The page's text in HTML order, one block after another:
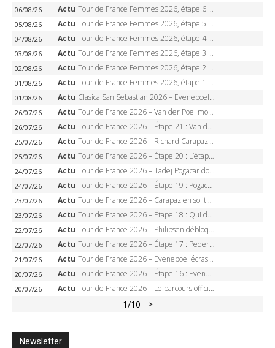
06/08/26 Actu Tour de France Femmes 2026, étape 6 – Kim Le Court-Pienaar gagne à Tournon, Reusser en jaune
05/08/26 Actu Tour de France Femmes 2026, étape 5 – Demi Vollering gagne à Belleville, Reusser en jaune, Ferrand-Prévot coule
04/08/26 Actu Tour de France Femmes 2026, étape 4 – Marlen Reusser écrase le chrono, Ferrand-Prévot en crise
03/08/26 Actu Tour de France Femmes 2026, étape 3 – Sigrid Haugset en solitaire, 88 km d’échappée, maillot jaune
02/08/26 Actu Tour de France Femmes 2026, étape 2 – Lorena Wiebes doublé à Genève, Markus héroïque, 7e record
01/08/26 Actu Tour de France Femmes 2026, étape 1 – Lorena Wiebes intouchable à Lausanne, premier maillot jaune
01/08/26 Actu Clasica San Sebastian 2026 – Evenepoel recordman, 4e victoire, Carapaz battu au sprint
26/07/26 Actu Tour de France 2026 – Van der Poel monumental à Paris, Pogacar égale le record des cinq sacres
26/07/26 Actu Tour de France 2026 – Étape 21 : Van der Poel, Pogacar, qui succédera à Wout van Aert sur les Champs-Elysées ?
25/07/26 Actu Tour de France 2026 – Richard Carapaz roi des Alpes, doublé et maillot à pois, Seixas perd le podium
25/07/26 Actu Tour de France 2026 – Étape 20 : L’étape reine, Galibier, Sarenne, Alpe d’Huez, qui succédera à Pogacar ?
24/07/26 Actu Tour de France 2026 – Tadej Pogacar dompte l’Alpe d’Huez, 5e victoire, record de Pantani pulvérisé
24/07/26 Actu Tour de France 2026 – Étape 19 : Pogacar peut-il enfin dompter l’Alpe d’Huez ?
23/07/26 Actu Tour de France 2026 – Carapaz en solitaire à Orcières-Merlette, Paret-Peintre à un point du maillot à pois
23/07/26 Actu Tour de France 2026 – Étape 18 : Qui domptera Orcières-Merlette, première marche vers l’Alpe d’Huez ?
22/07/26 Actu Tour de France 2026 – Philipsen débloque son compteur à Voiron, Pedersen en danger pour le maillot vert
22/07/26 Actu Tour de France 2026 – Étape 17 : Pedersen peut-il verrouiller le maillot vert à Voiron ?
21/07/26 Actu Tour de France 2026 – Evenepoel écrase le chrono d’Évian, Seixas 4e, Lipowitz abandonne
20/07/26 Actu Tour de France 2026 – Étape 16 : Evenepoel, Pogacar, Ganna… qui domptera le chrono d’Évian pour redessiner le podium ?
20/07/26 Actu Tour de France 2026 – Le parcours officiel complet : 21 étapes, profils, carte et dates
1/10 >
Newsletter